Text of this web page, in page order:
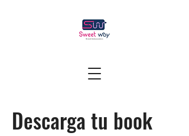
Descarga tu book